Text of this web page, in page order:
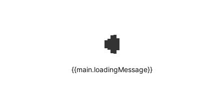
{{main.loadingMessage}}